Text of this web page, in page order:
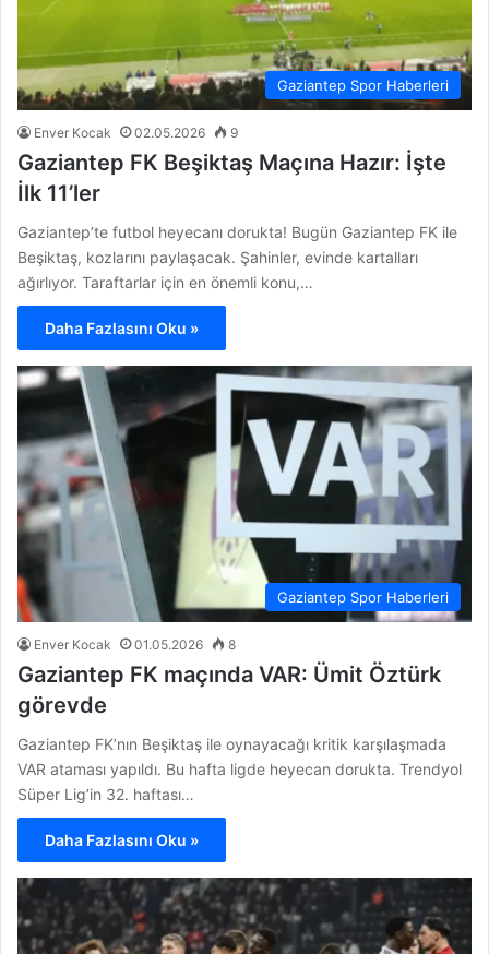
Gaziantep Spor Haberleri
Enver Kocak 02.05.2026 9
Gaziantep FK Beşiktaş Maçına Hazır: İşte
İlk 11’ler
Gaziantep’te futbol heyecanı dorukta! Bugün Gaziantep FK ile
Beşiktaş, kozlarını paylaşacak. Şahinler, evinde kartalları
ağırlıyor. Taraftarlar için en önemli konu,…
Daha Fazlasını Oku »
Gaziantep Spor Haberleri
Enver Kocak 01.05.2026 8
Gaziantep FK maçında VAR: Ümit Öztürk
görevde
Gaziantep FK’nın Beşiktaş ile oynayacağı kritik karşılaşmada
VAR ataması yapıldı. Bu hafta ligde heyecan dorukta. Trendyol
Süper Lig’in 32. haftası…
Daha Fazlasını Oku »